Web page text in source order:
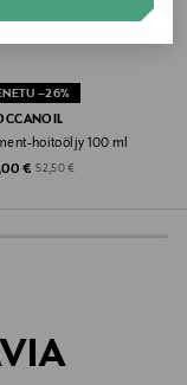
–26%
hoitoöljy 100 ml
Price
€ Original Price
52,50 €